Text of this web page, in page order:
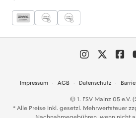
Impressum AGB Datenschutz
© 1. FSV Mainz 05 e.V.
* Alle Preise inkl. gesetzl. Mehrwertsteuer